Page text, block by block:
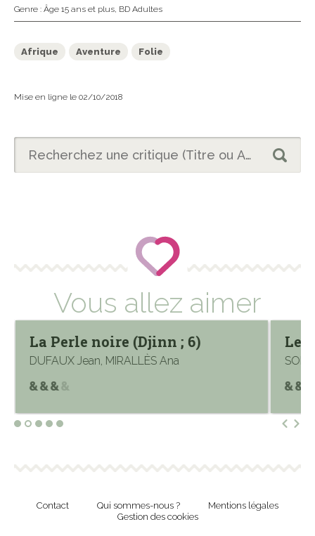
Genre : Âge 15 ans et plus, BD Adultes
Afrique Aventure Folie
Mise en ligne le 02/10/2018
Vous allez aimer
La Perle noire (Djinn ; 6)
DUFAUX Jean, MIRALLÈS Ana
Le
Contact Qui sommes-nous ?
Mentions légales
Gestion des cookies